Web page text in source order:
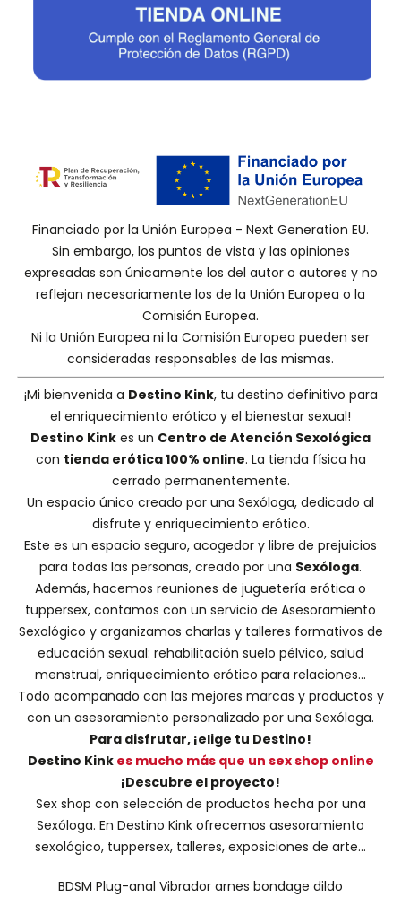
Financiado por la Unión Europea - Next Generation EU.
Sin embargo, los puntos de vista y las opiniones
expresadas son únicamente los del autor o autores y no
reflejan necesariamente los de la Unión Europea o la
Comisión Europea.
Ni la Unión Europea ni la Comisión Europea pueden ser
consideradas responsables de las mismas.
¡Mi bienvenida a Destino Kink, tu destino definitivo para
el enriquecimiento erótico y el bienestar sexual!
Destino Kink es un Centro de Atención Sexológica
con tienda erótica 100% online. La tienda física ha
cerrado permanentemente.
Un espacio único creado por una Sexóloga, dedicado al
disfrute y enriquecimiento erótico.
Este es un espacio seguro, acogedor y libre de prejuicios
para todas las personas, creado por una Sexóloga.
Además, hacemos reuniones de juguetería erótica o
tuppersex, contamos con un servicio de Asesoramiento
Sexológico y organizamos charlas y talleres formativos de
educación sexual: rehabilitación suelo pélvico, salud
menstrual, enriquecimiento erótico para relaciones...
Todo acompañado con las mejores marcas y productos y
con un asesoramiento personalizado por una Sexóloga.
Para disfrutar, ¡elige tu Destino!
Destino Kink es mucho más que un sex shop online
¡Descubre el proyecto!
Sex shop con selección de productos hecha por una
Sexóloga. En Destino Kink ofrecemos asesoramiento
sexológico, tuppersex, talleres, exposiciones de arte...
BDSM Plug-anal Vibrador arnes bondage dildo